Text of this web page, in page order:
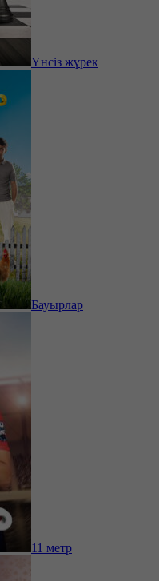
Үнсіз жүрек
Бауырлар
11 метр